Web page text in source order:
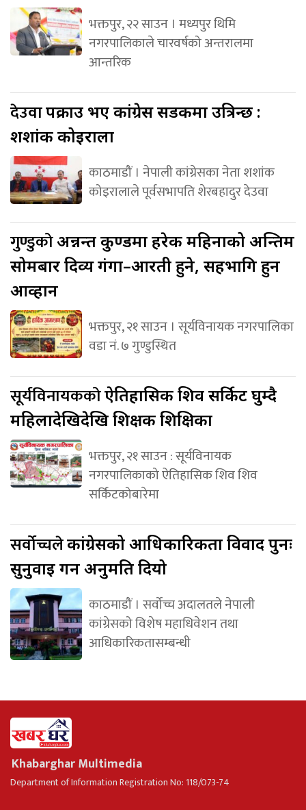
भक्तपुर, २२ साउन । मध्यपुर थिमि
नगरपालिकाले चारवर्षको अन्तरालमा
आन्तरिक
देउवापक्राउ भए कांग्रेस सडकमा उत्रिन्छ :
शशांक कोइराला
काठमाडौं । नेपाली कांग्रेसका नेता शशांक
कोइरालाले पूर्वसभापति शेरबहादुर देउवा
गुण्डुकोअन्नन्त कुण्डमा हरेक महिनाको अन्तिम
सोमबार दिव्य गंगा–आरती हुने, सहभागि हुन
आव्हान
भक्तपुर, २१ साउन । सूर्यविनायक नगरपालिका
वडा नं. ७ गुण्डुस्थित
सूर्यविनायककोऐतिहासिक शिव सर्किट घुम्दै
महिलादेखिदेखि शिक्षक शिक्षिका
भक्तपुर, २१ साउन : सूर्यविनायक
नगरपालिकाको ऐतिहासिक शिव शिव
सर्किटकोबारेमा
सर्वोच्चलेकांग्रेसको आधिकारिकता विवाद पुनः
सुनुवाइ गर्न अनुमति दियो
काठमाडौं । सर्वोच्च अदालतले नेपाली
कांग्रेसको विशेष महाधिवेशन तथा
आधिकारिकतासम्बन्धी
Khabarghar Multimedia
Department of Information Registration No: 118/073-74